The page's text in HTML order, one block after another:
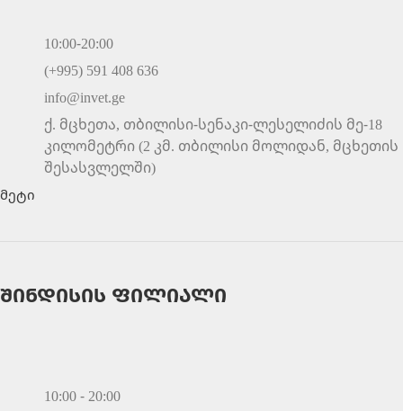
10:00-20:00
(+995) 591 408 636
info@invet.ge
ქ. მცხეთა, თბილისი-სენაკი-ლესელიძის მე-18
კილომეტრი (2 კმ. თბილისი მოლიდან, მცხეთის
შესასვლელში)
მეტი
შინდისის ფილიალი
10:00 - 20:00